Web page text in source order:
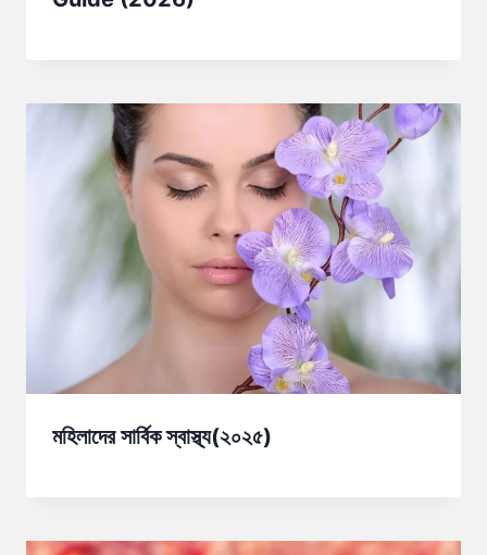
মহিলাদের সার্বিক স্বাস্থ্য(২০২৫)